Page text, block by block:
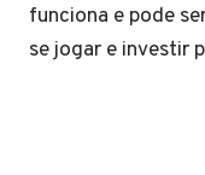
funciona e pode
se jogar e investir